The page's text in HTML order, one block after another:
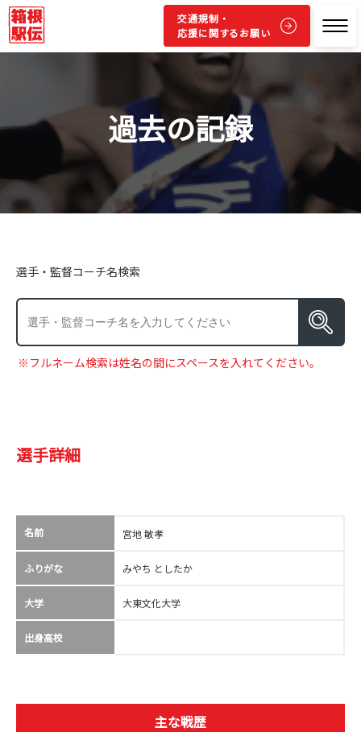
交通規制・
応援に関するお願い
過去の記録
選手・監督コーチ名検索
※フルネーム検索は姓名の間にスペースを入れてください。
選手詳細
名前 宮地 敏孝
ふりがな みやち としたか
大学 大東文化大学
出身高校
主な戦歴